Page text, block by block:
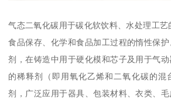
气态二氧化碳用于碳化软饮料、水处理工艺
食品保存、化学和食品加工过程的惰性保
剂，在铸造中用于硬化模和芯子及用于气
的稀释剂（即用氧化乙烯和二氧化碳的混
剂，广泛应用于器具、包装材料、衣类、